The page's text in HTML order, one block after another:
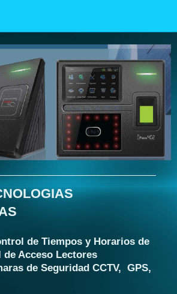
de Tiempos y Horarios de
Acceso Lectores
de Seguridad CCTV, GPS,